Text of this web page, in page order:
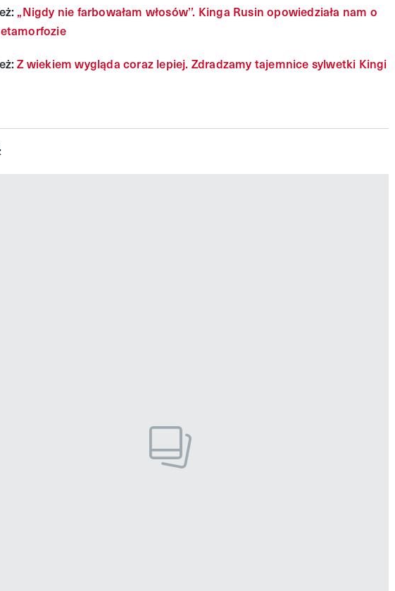
„Nigdy nie farbowałam włosów’’. Kinga Rusin opowiedziała nam o
Z wiekiem wygląda coraz lepiej. Zdradzamy tajemnice sylwetki Kingi